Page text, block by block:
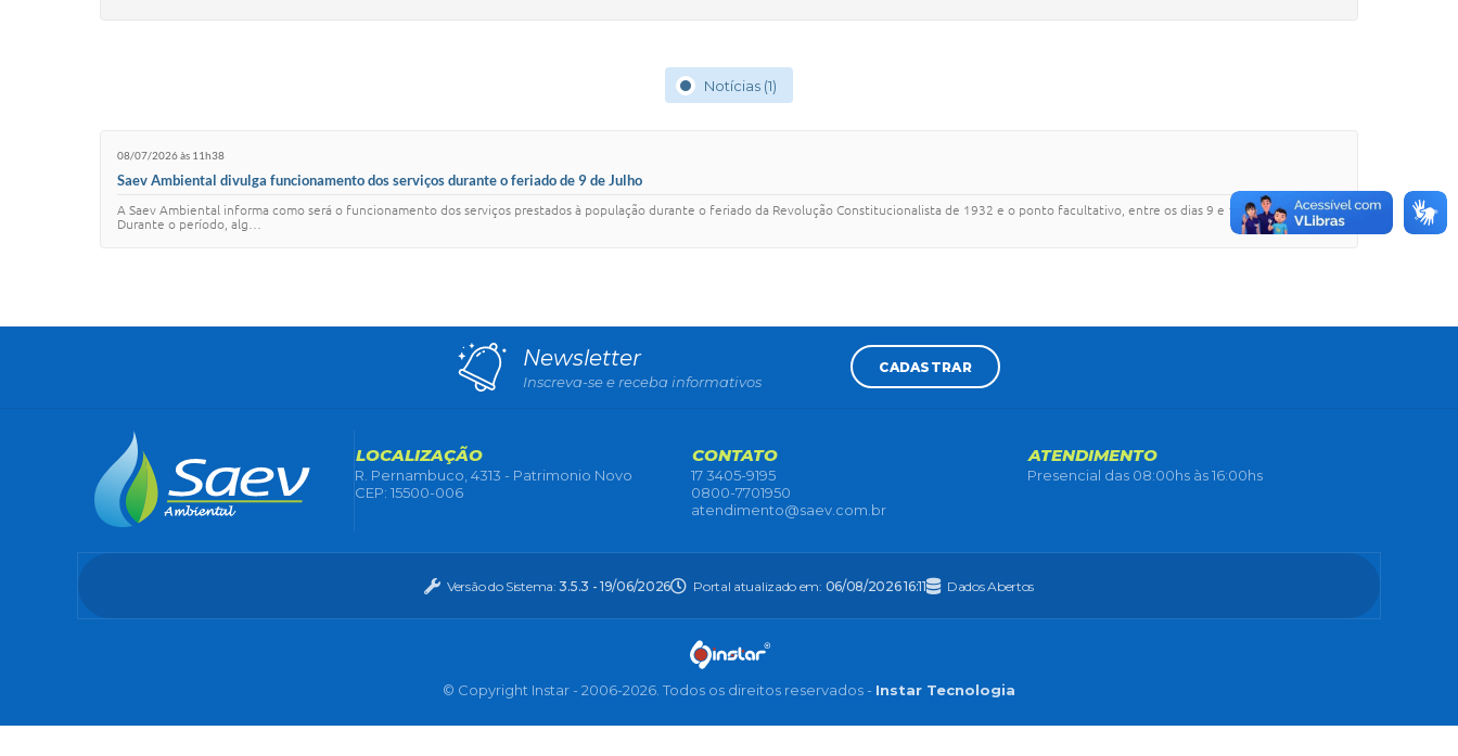
Notícias (1)
08/07/2026 às 11h38
Saev Ambiental divulga funcionamento dos serviços durante o feriado de 9 de Julho
A Saev Ambiental informa como será o funcionamento dos serviços prestados à população durante o feriado da Revolução Constitucionalista de 1932 e o ponto facultativo, entre os dias 9 e 12 de julho.
Durante o período, alg…
Newsletter
Inscreva-se e receba informativos
CADASTRAR
LOCALIZAÇÃO
R. Pernambuco, 4313 - Patrimonio Novo
CEP: 15500-006
CONTATO
17 3405-9195
0800-7701950
atendimento@saev.com.br
ATENDIMENTO
Presencial das 08:00hs às 16:00hs
Versão do Sistema:3.5.3 - 19/06/2026 Portal atualizado em: 06/08/2026 16:11 Dados Abertos
© Copyright Instar - 2006-2026. Todos os direitos reservados - Instar Tecnologia